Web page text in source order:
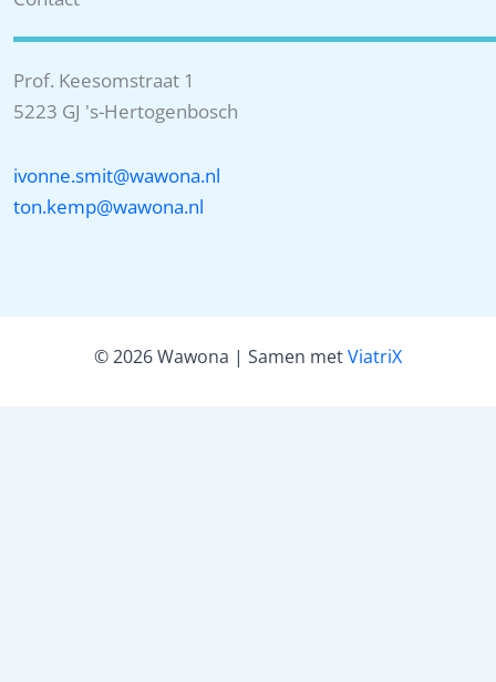
Prof. Keesomstraat 1
5223 GJ 's-Hertogenbosch
ivonne.smit@wawona.nl
ton.kemp@wawona.nl
© 2026 Wawona | Samen metViatriX